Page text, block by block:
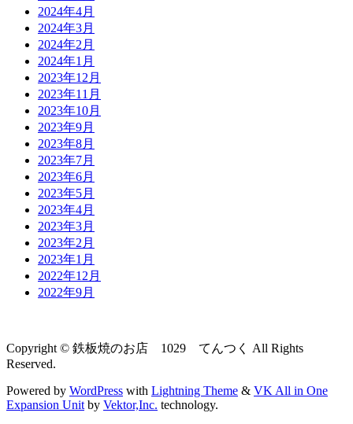
2024年4月
2024年3月
2024年2月
2024年1月
2023年12月
2023年11月
2023年10月
2023年9月
2023年8月
2023年7月
2023年6月
2023年5月
2023年4月
2023年3月
2023年2月
2023年1月
2022年12月
2022年9月
Copyright © 鉄板焼のお店 1029 てんつく All Rights
Reserved.
Powered by WordPress with Lightning Theme & VK All in One
Expansion Unit by Vektor,Inc. technology.